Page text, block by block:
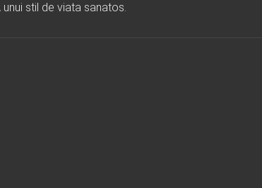
stil de viata sanatos.